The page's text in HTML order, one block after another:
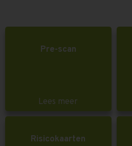
Pre-scan
Lees meer
Risicokaarten